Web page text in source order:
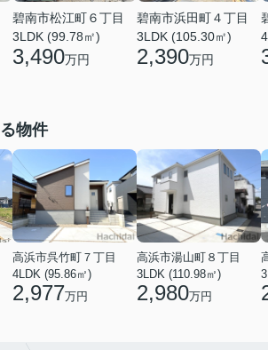
碧南市松江町６丁目
3LDK (99.78㎡)
3,490万円
碧南市浜田町４丁目
3LDK (105.30㎡)
2,390万円
物件
高浜市呉竹町７丁目
4LDK (95.86㎡)
2,977万円
高浜市湯山町８丁目
3LDK (110.98㎡)
2,980万円